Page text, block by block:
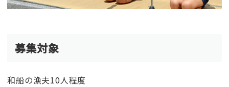
募集対象
和船の漁夫10人程度